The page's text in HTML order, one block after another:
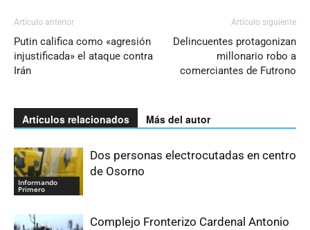
Artículo anterior
Putin califica como «agresión
injustificada» el ataque contra
Irán
Artículo siguiente
Delincuentes protagonizan
millonario robo a
comerciantes de Futrono
Artículos relacionados Más del autor
Informando
Primero
Dos personas electrocutadas en centro
de Osorno
Complejo Fronterizo Cardenal Antonio